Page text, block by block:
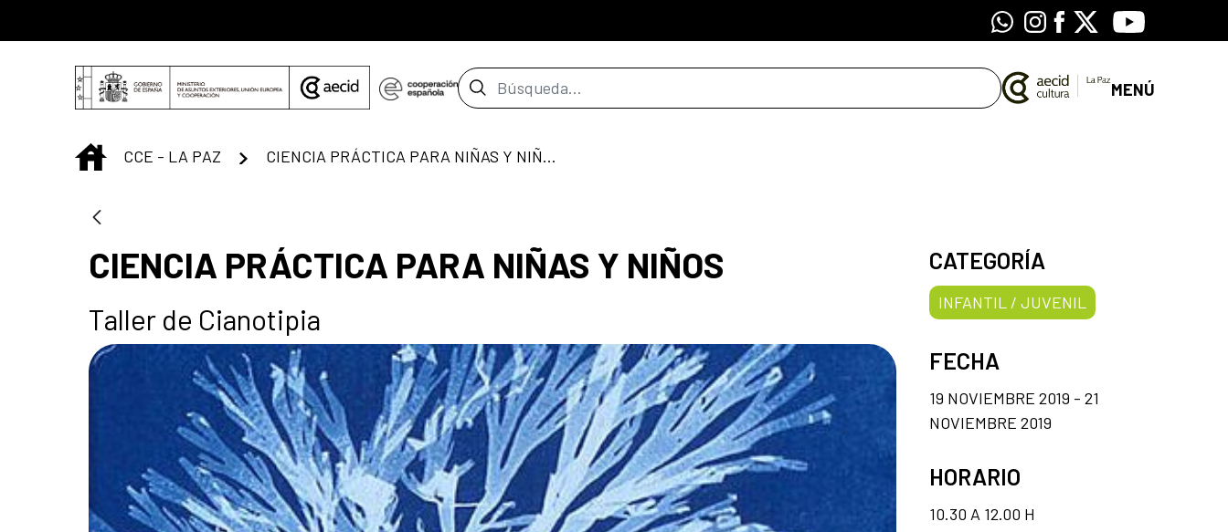
WhatsappInstagram
Facebook
X Youtube
Barra de búsqueda MENÚ
INICIO
CCE - LA PAZ CIENCIA PRÁCTICA PARA NIÑAS Y NIÑOS
CIENCIA PRÁCTICA PARA NIÑAS Y NIÑOS
Taller de Cianotipia
CATEGORÍA
INFANTIL / JUVENIL
FECHA
19 NOVIEMBRE 2019 - 21
NOVIEMBRE 2019
HORARIO
10.30 A 12.00 H